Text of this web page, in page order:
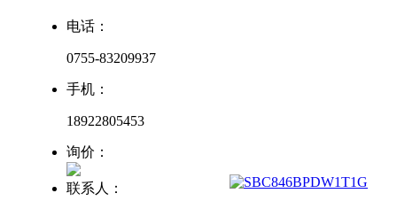
电话：
0755-83209937
手机：
18922805453
询价：
联系人：